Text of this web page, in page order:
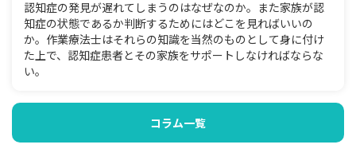
認知症の発見が遅れてしまうのはなぜなのか。また家族が認
知症の状態であるか判断するためにはどこを見ればいいの
か。作業療法士はそれらの知識を当然のものとして身に付け
た上で、認知症患者とその家族をサポートしなければならな
い。
コラム一覧